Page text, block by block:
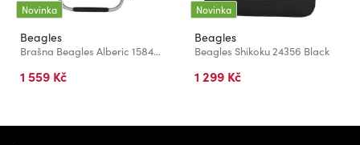
Novinka
Beagles
Brašna Beagles Alberic 15841A Olive green
1 559 Kč
Novinka
Beagles
Beagles Shikoku 24356 Black
1 299 Kč